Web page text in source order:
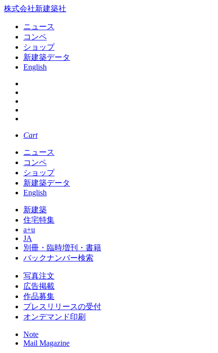
株式会社新建築社
ニュース
コンペ
ショップ
新建築データ
English
Cart
ニュース
コンペ
ショップ
新建築データ
English
新建築
住宅特集
a+u
JA
別冊・臨時増刊・書籍
バックナンバー検索
写真注文
広告掲載
作品募集
プレスリリースの受付
オンデマンド印刷
Note
Mail Magazine